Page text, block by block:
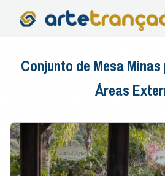
Conjunto de Mesa
Áreas